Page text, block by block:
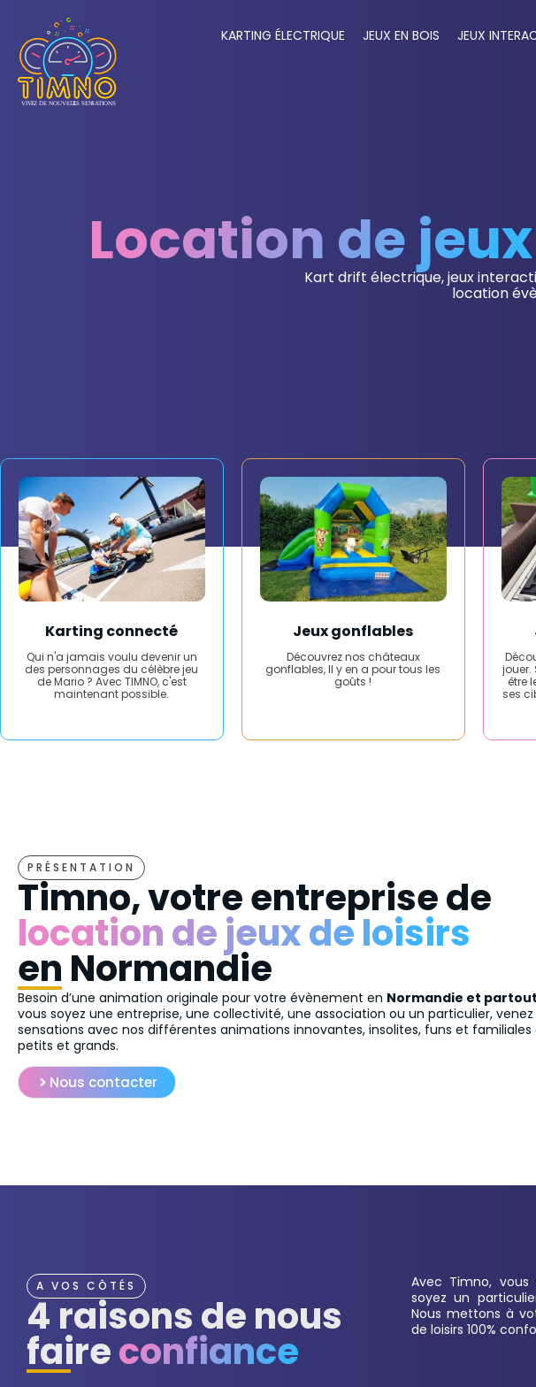
KARTING ÉLECTRIQUE JEUX EN BOIS JEUX
Location de jeux
Kart drift électrique, jeux
location
Karting connecté
Qui n'a jamais voulu devenir un
des personnages du célèbre jeu
de Mario ? Avec TIMNO, c'est
maintenant possible.
Jeux gonflables
Découvrez nos châteaux
gonflables, Il y en a pour tous les
goûts !
jouer.
être
ses
PRÉSENTATION
Timno, votre entreprise de
location de jeux de loisirs
en Normandie
Besoin d’une animation originale pour votre évènement en Normandie et
vous soyez une entreprise, une collectivité, une association ou un particulier,
sensations avec nos différentes animations innovantes, insolites, funs et familiales
petits et grands.
Nous contacter
A VOS CÔTÉS
4 raisons de nous
faireconfiance
Avec Timno,
soyez un
Nous mettons à
de loisirs 100%